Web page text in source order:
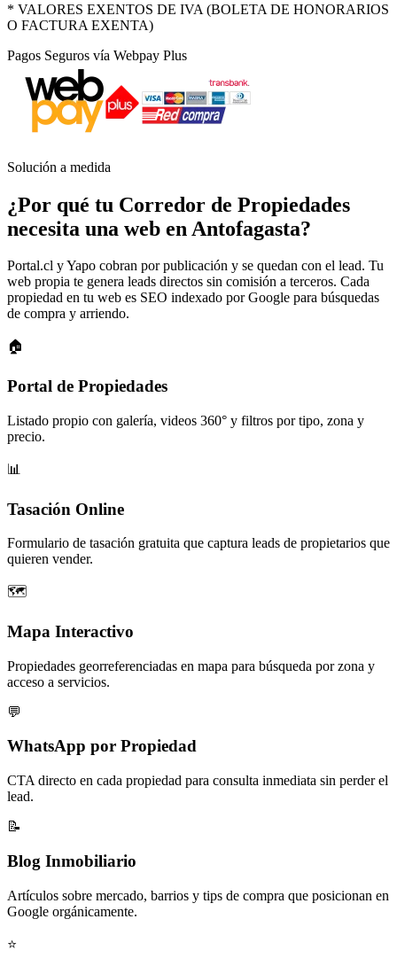
* VALORES EXENTOS DE IVA (BOLETA DE HONORARIOS
O FACTURA EXENTA)
Pagos Seguros vía Webpay Plus
Solución a medida
¿Por qué tu Corredor de Propiedades
necesita una web en Antofagasta?
Portal.cl y Yapo cobran por publicación y se quedan con el lead. Tu
web propia te genera leads directos sin comisión a terceros. Cada
propiedad en tu web es SEO indexado por Google para búsquedas
de compra y arriendo.
🏠
Portal de Propiedades
Listado propio con galería, videos 360° y filtros por tipo, zona y
precio.
📊
Tasación Online
Formulario de tasación gratuita que captura leads de propietarios que
quieren vender.
🗺️
Mapa Interactivo
Propiedades georreferenciadas en mapa para búsqueda por zona y
acceso a servicios.
💬
WhatsApp por Propiedad
CTA directo en cada propiedad para consulta inmediata sin perder el
lead.
📝
Blog Inmobiliario
Artículos sobre mercado, barrios y tips de compra que posicionan en
Google orgánicamente.
⭐